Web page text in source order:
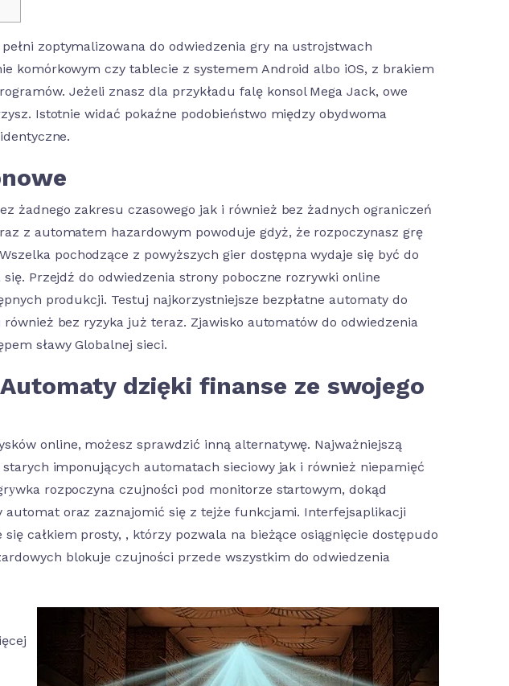
zoptymalizowana do odwiedzenia gry na ustrojstwach
komórkowym czy tablecie z systemem Android albo iOS, z brakiem
Jeżeli znasz dla przykładu falę konsol Mega Jack, owe
Istotnie widać pokaźne podobieństwo między obydwoma
żadnego zakresu czasowego jak i również bez żadnych ograniczeń
z automatem hazardowym powoduje gdyż, że rozpoczynasz grę
pochodzące z powyższych gier dostępna wydaje się być do
Przejdź do odwiedzenia strony poboczne rozrywki online
produkcji. Testuj najkorzystniejsze bezpłatne automaty do
bez ryzyka już teraz. Zjawisko automatów do odwiedzenia
sławy Globalnej sieci.
dzięki finanse ze swojego
online, możesz sprawdzić inną alternatywę. Najważniejszą
imponujących automatach sieciowy jak i również niepamięć
rozpoczyna czujności pod monitorze startowym, dokąd
automat oraz zaznajomić się z tejże funkcjami. Interfejsaplikacji
całkiem prosty, , którzy pozwala na bieżące osiągnięcie dostępudo
blokuje czujności przede wszystkim do odwiedzenia